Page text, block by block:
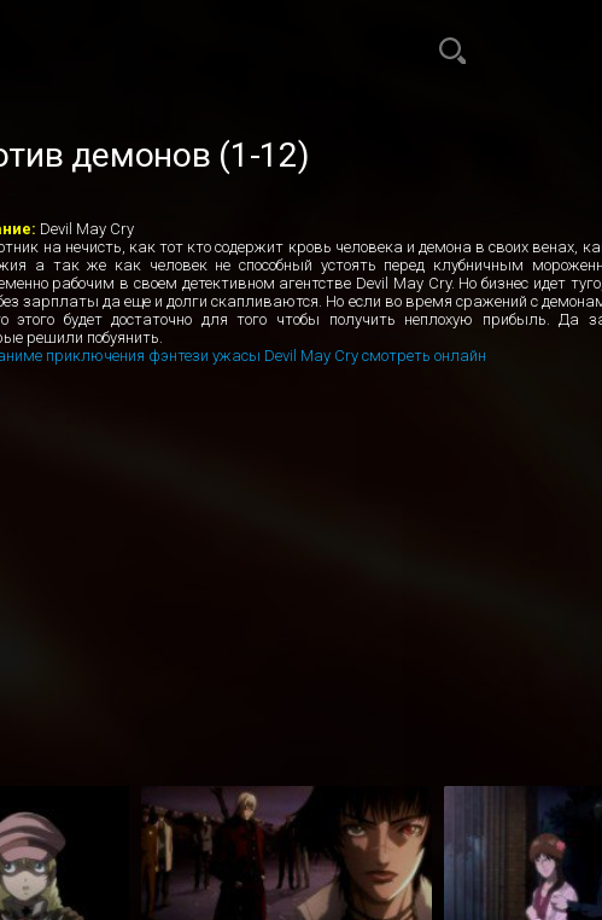
демонов (1-12)
Devil May Cry
на нечисть, как тот кто содержит кровь человека и демона в своих венах,
а так же как человек не способный устоять перед клубничным
рабочим в своем детективном агентстве Devil May Cry. Но бизнес идет
зарплаты да еще и долги скапливаются. Но если во время сражений с
этого будет достаточно для того чтобы получить неплохую прибыль. Да
решили побуянить.
приключения фэнтези ужасы Devil May Cry смотреть онлайн